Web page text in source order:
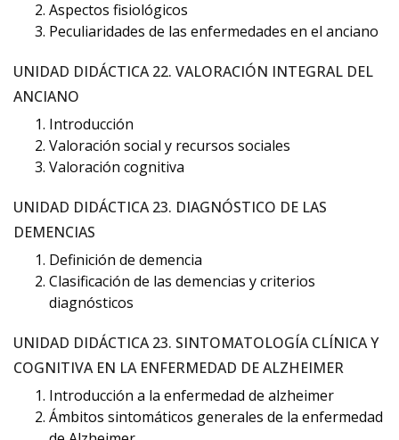
Aspectos fisiológicos
Peculiaridades de las enfermedades en el anciano
UNIDAD DIDÁCTICA 22. VALORACIÓN INTEGRAL DEL
ANCIANO
Introducción
Valoración social y recursos sociales
Valoración cognitiva
UNIDAD DIDÁCTICA 23. DIAGNÓSTICO DE LAS
DEMENCIAS
Definición de demencia
Clasificación de las demencias y criterios
diagnósticos
UNIDAD DIDÁCTICA 23. SINTOMATOLOGÍA CLÍNICA Y
COGNITIVA EN LA ENFERMEDAD DE ALZHEIMER
Introducción a la enfermedad de alzheimer
Ámbitos sintomáticos generales de la enfermedad